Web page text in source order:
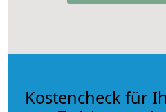
Kostencheck für